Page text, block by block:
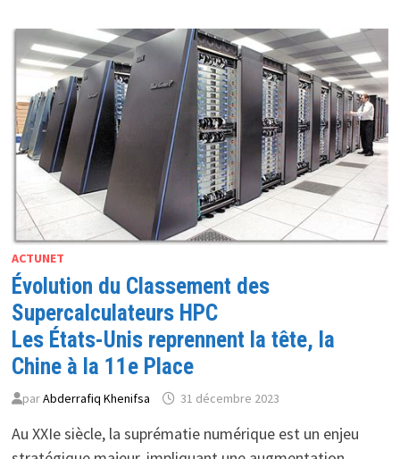
UNE
SOLUTION
PERFORMANTE
ET
SÉCURISÉE
POUR
LES
CHERCHEURS
ET
PROFESSIONNELS
ACTUNET
Évolution du Classement des
Supercalculateurs HPC
Les États-Unis reprennent la tête, la
Chine à la 11e Place
parAbderrafiq Khenifsa 31 décembre 2023
Au XXIe siècle, la suprématie numérique est un enjeu